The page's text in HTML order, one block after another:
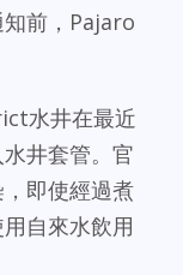
前，Pajaro
水井在最近
井套管。官
即使經過煮
自來水飲用